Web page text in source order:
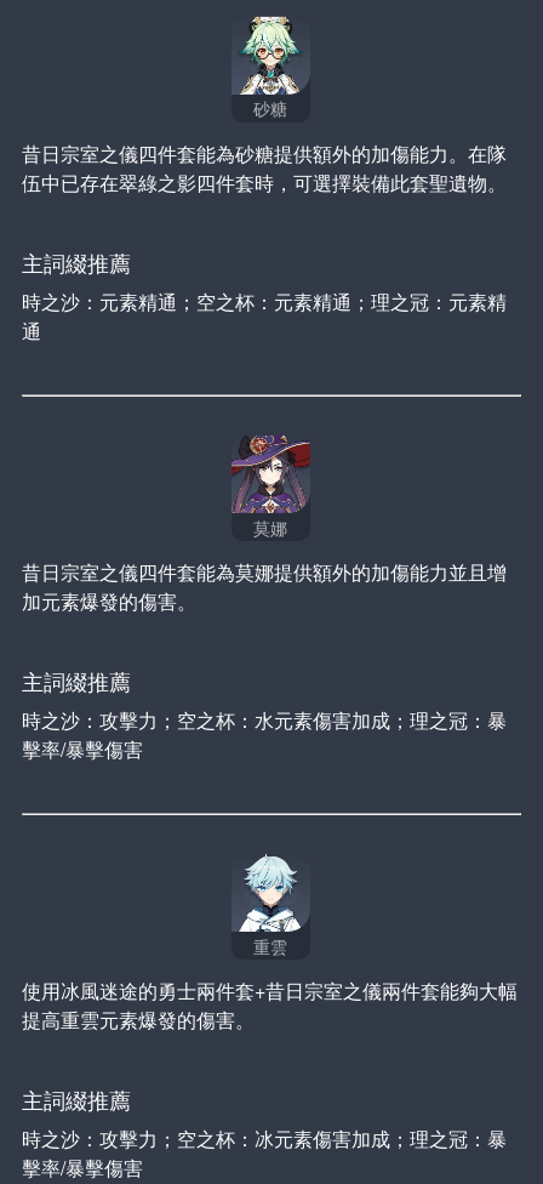
砂糖
昔日宗室之儀四件套能為砂糖提供額外的加傷能力。在隊
伍中已存在翠綠之影四件套時，可選擇裝備此套聖遺物。
主詞綴推薦
時之沙：元素精通；空之杯：元素精通；理之冠：元素精
通
莫娜
昔日宗室之儀四件套能為莫娜提供額外的加傷能力並且增
加元素爆發的傷害。
主詞綴推薦
時之沙：攻擊力；空之杯：水元素傷害加成；理之冠：暴
擊率/暴擊傷害
重雲
使用冰風迷途的勇士兩件套+昔日宗室之儀兩件套能夠大幅
提高重雲元素爆發的傷害。
主詞綴推薦
時之沙：攻擊力；空之杯：冰元素傷害加成；理之冠：暴
擊率/暴擊傷害